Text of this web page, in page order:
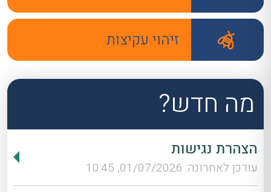
זיהוי עקיצות
מה חדש?
הצהרת נגישות
עודכן לאחרונה: 01/07/2026, 10:45